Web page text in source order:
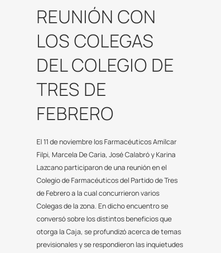
REUNIÓN CON
LOS COLEGAS
DEL COLEGIO DE
TRES DE
FEBRERO
El 11 de noviembre los Farmacéuticos Amílcar
Filpi, Marcela De Caria, José Calabró y Karina
Lazcano participaron de una reunión en el
Colegio de Farmacéuticos del Partido de Tres
de Febrero a la cual concurrieron varios
Colegas de la zona. En dicho encuentro se
conversó sobre los distintos beneficios que
otorga la Caja, se profundizó acerca de temas
previsionales y se respondieron las inquietudes